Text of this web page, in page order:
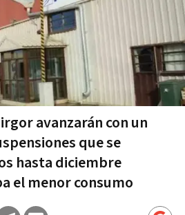
avanzarán con un
que se
hasta diciembre
el menor consumo